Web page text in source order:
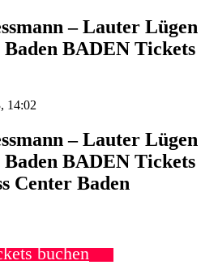
– Lauter Lügen
Baden BADEN Tickets
14:02
– Lauter Lügen
Baden BADEN Tickets
Center Baden
buchen